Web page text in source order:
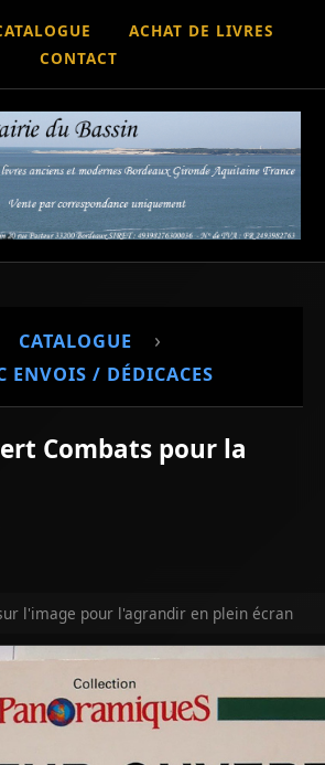
ACHAT DE LIVRES
CONTACT
CATALOGUE ›
ENVOIS / DÉDICACES
Combats pour la
l'image pour l'agrandir en plein écran